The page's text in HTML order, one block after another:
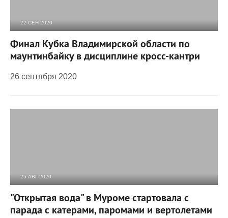
22 СЕН 2020
Финал Кубка Владимирской области по
маунтинбайку в дисциплине кросс-кантри
26 сентября 2020
25 АВГ 2020
"Открытая вода" в Муроме стартовала с
парада с катерами, паромами и вертолетами